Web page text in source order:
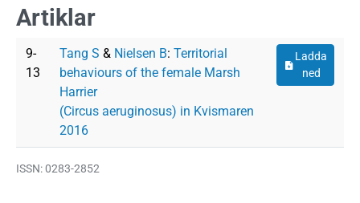
Artiklar
9-
13
Tang S & Nielsen B: Territorial
behaviours of the female Marsh
Harrier
(Circus aeruginosus) in Kvismaren
2016
Dokument
Ladda
ned
ISSN: 0283-2852